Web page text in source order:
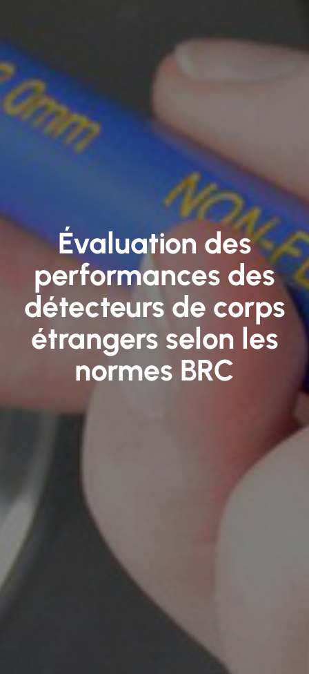
Évaluation des
performances des
détecteurs de corps
étrangers selon les
normes BRC